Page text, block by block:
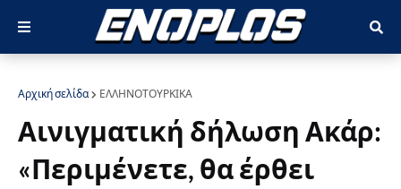
Αρχική σελίδα ΕΛΛΗΝΟΤΟΥΡΚΙΚΑ
Αινιγματική δήλωση Ακάρ:
«Περιμένετε, θα έρθει